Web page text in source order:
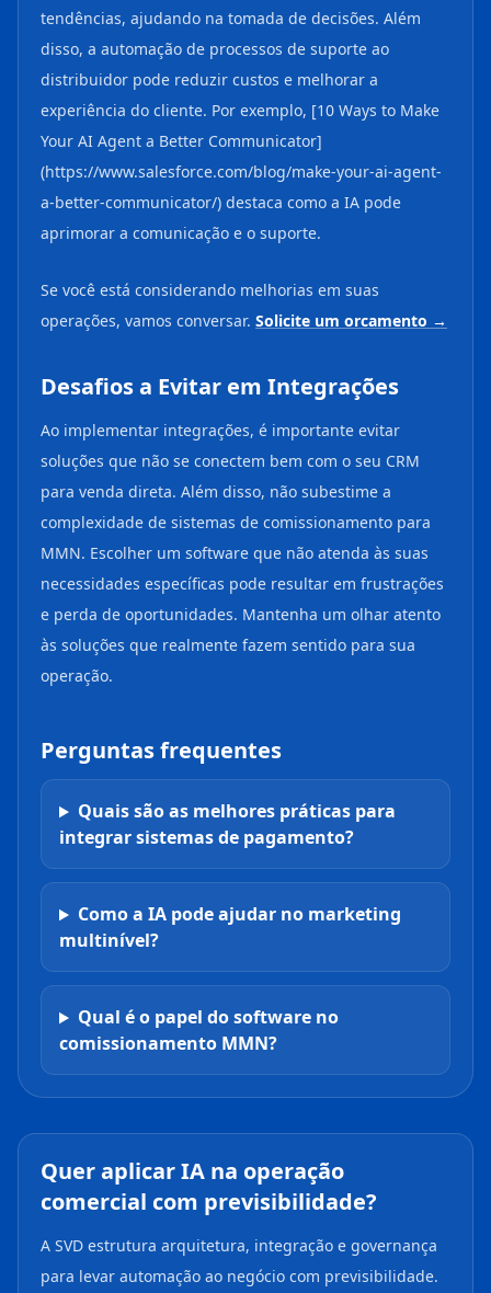
tendências, ajudando na tomada de decisões. Além
disso, a automação de processos de suporte ao
distribuidor pode reduzir custos e melhorar a
experiência do cliente. Por exemplo, [10 Ways to Make
Your AI Agent a Better Communicator]
(https://www.salesforce.com/blog/make-your-ai-agent-
a-better-communicator/) destaca como a IA pode
aprimorar a comunicação e o suporte.
Se você está considerando melhorias em suas
operações, vamos conversar. Solicite um orcamento →
Desafios a Evitar em Integrações
Ao implementar integrações, é importante evitar
soluções que não se conectem bem com o seu CRM
para venda direta. Além disso, não subestime a
complexidade de sistemas de comissionamento para
MMN. Escolher um software que não atenda às suas
necessidades específicas pode resultar em frustrações
e perda de oportunidades. Mantenha um olhar atento
às soluções que realmente fazem sentido para sua
operação.
Perguntas frequentes
Quais são as melhores práticas para
integrar sistemas de pagamento?
Como a IA pode ajudar no marketing
multinível?
Qual é o papel do software no
comissionamento MMN?
Quer aplicar IA na operação
comercial com previsibilidade?
A SVD estrutura arquitetura, integração e governança
para levar automação ao negócio com previsibilidade.